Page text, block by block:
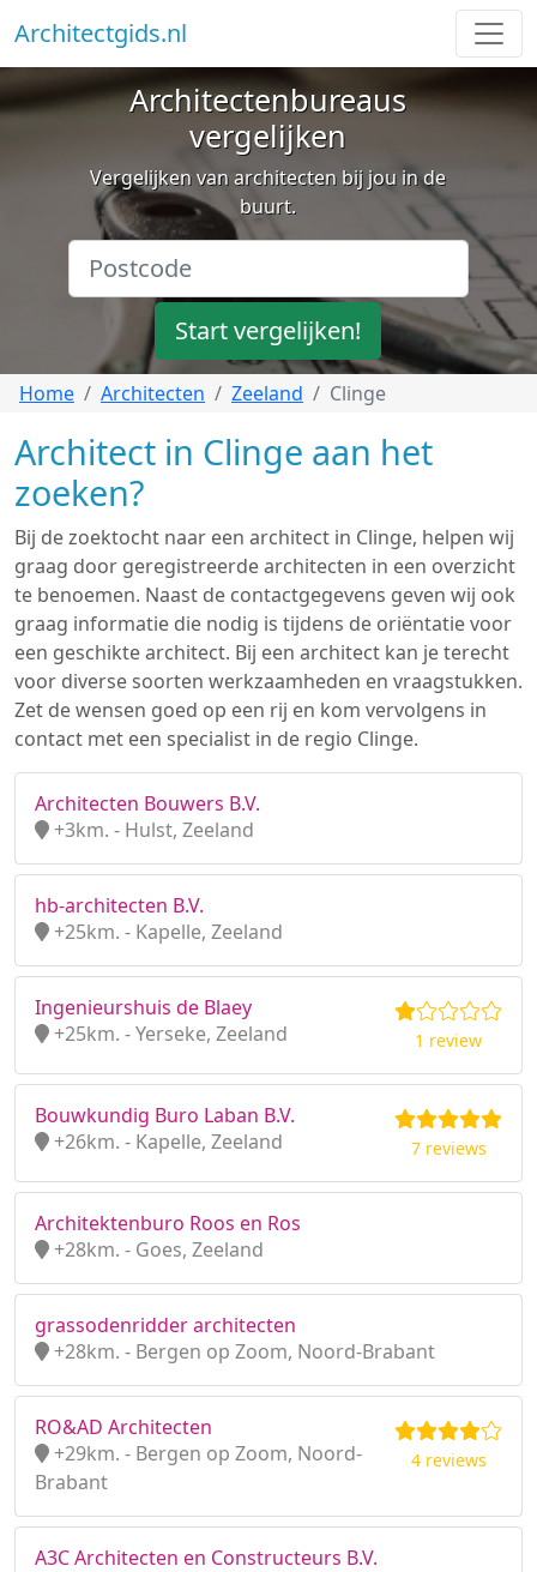
Architectgids.nl
Architectenbureaus
vergelijken
Vergelijken van architecten bij jou in de
buurt.
Start vergelijken!
Home Architecten Zeeland Clinge
Architect in Clinge aan het
zoeken?
Bij de zoektocht naar een architect in Clinge, helpen wij
graag door geregistreerde architecten in een overzicht
te benoemen. Naast de contactgegevens geven wij ook
graag informatie die nodig is tijdens de oriëntatie voor
een geschikte architect. Bij een architect kan je terecht
voor diverse soorten werkzaamheden en vraagstukken.
Zet de wensen goed op een rij en kom vervolgens in
contact met een specialist in de regio Clinge.
Architecten Bouwers B.V.
+3km. - Hulst, Zeeland
hb-architecten B.V.
+25km. - Kapelle, Zeeland
Ingenieurshuis de Blaey
+25km. - Yerseke, Zeeland
1 review
Bouwkundig Buro Laban B.V.
+26km. - Kapelle, Zeeland
7 reviews
Architektenburo Roos en Ros
+28km. - Goes, Zeeland
grassodenridder architecten
+28km. - Bergen op Zoom, Noord-Brabant
RO&AD Architecten
+29km. - Bergen op Zoom, Noord-
Brabant
4 reviews
A3C Architecten en Constructeurs B.V.